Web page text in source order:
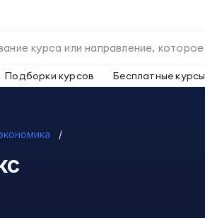
Подборки курсов Бесплатные курсы